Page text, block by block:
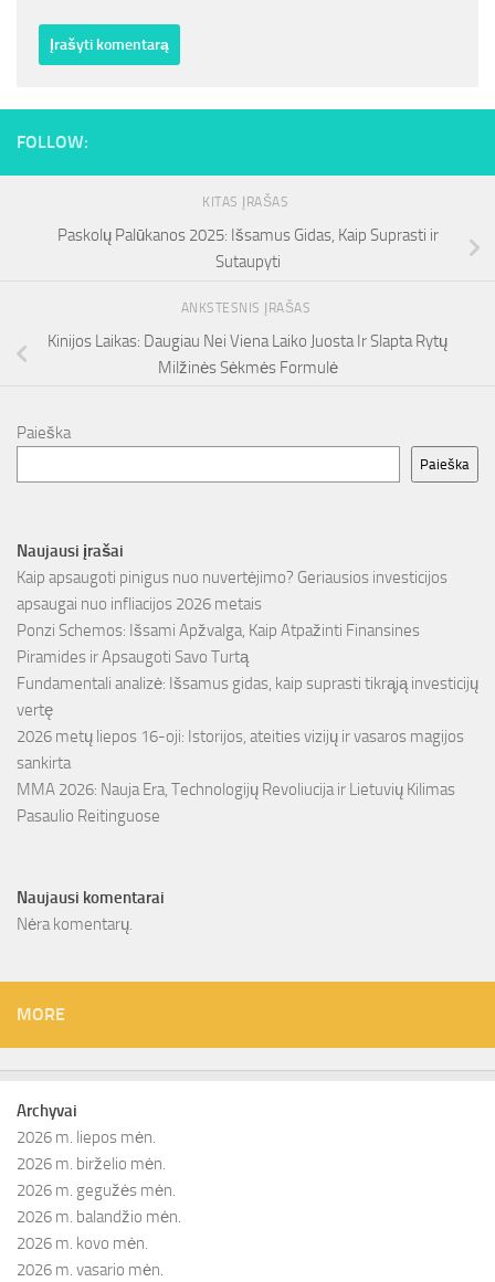
FOLLOW:
KITAS ĮRAŠAS
Paskolų Palūkanos 2025: Išsamus Gidas, Kaip Suprasti ir
Sutaupyti
ANKSTESNIS ĮRAŠAS
Kinijos Laikas: Daugiau Nei Viena Laiko Juosta Ir Slapta Rytų
Milžinės Sėkmės Formulė
Paieška
Paieška
Naujausi įrašai
Kaip apsaugoti pinigus nuo nuvertėjimo? Geriausios investicijos
apsaugai nuo infliacijos 2026 metais
Ponzi Schemos: Išsami Apžvalga, Kaip Atpažinti Finansines
Piramides ir Apsaugoti Savo Turtą
Fundamentali analizė: Išsamus gidas, kaip suprasti tikrąją investicijų
vertę
2026 metų liepos 16-oji: Istorijos, ateities vizijų ir vasaros magijos
sankirta
MMA 2026: Nauja Era, Technologijų Revoliucija ir Lietuvių Kilimas
Pasaulio Reitinguose
Naujausi komentarai
Nėra komentarų.
MORE
Archyvai
2026 m. liepos mėn.
2026 m. birželio mėn.
2026 m. gegužės mėn.
2026 m. balandžio mėn.
2026 m. kovo mėn.
2026 m. vasario mėn.